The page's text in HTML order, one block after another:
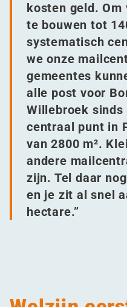
kosten geld. Om
te bouwen tot
systematisch
we onze
gemeentes
alle post voor
Willebroek sinds
centraal punt in
van 2800 m².
andere
zijn. Tel daar
en je zit al snel
hectare.”